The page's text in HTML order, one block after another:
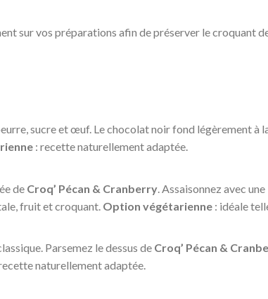
sur vos préparations afin de préserver le croquant
sucre et œuf. Le chocolat noir fond légèrement à
: recette naturellement adaptée.
de Croq’ Pécan & Cranberry. Assaisonnez avec une
fruit et croquant. Option végétarienne: idéale
Parsemez le dessus de Croq’ Pécan &
naturellement adaptée.